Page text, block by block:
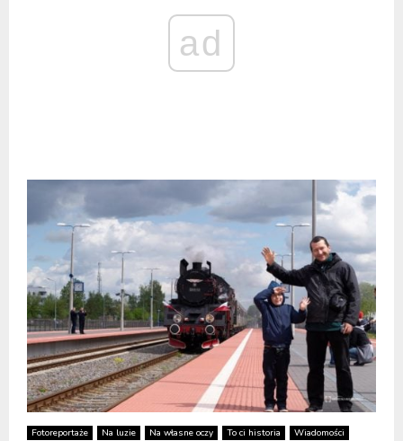
ad
Fotoreportaże Na luzie Na własne oczy To ci historia
Wiadomości